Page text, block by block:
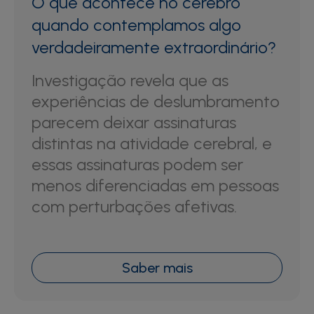
quando contemplamos algo
verdadeiramente extraordinário?
Investigação revela que as
experiências de deslumbramento
parecem deixar assinaturas
distintas na atividade cerebral, e
essas assinaturas podem ser
menos diferenciadas em pessoas
com perturbações afetivas.
Saber mais